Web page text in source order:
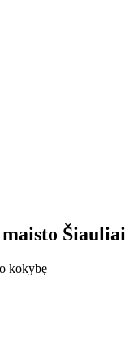
Šiauliai
kokybę